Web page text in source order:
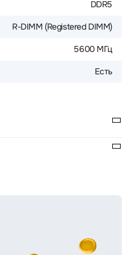
DDR5
R-DIMM (Registered DIMM)
5600 МГц
Есть